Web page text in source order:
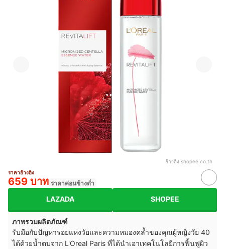
อ้างอิง:shopee.co.th
ราคาอ้างอิง
659 บาท ราคาค่อนข้างต่ำ
LAZADA SHOPEE
ภาพรวมผลิตภัณฑ์
รับมือกับปัญหารอยแห่งวัยและความหมองคล้ำของคุณผู้หญิงวัย 40
ได้ด้วยน้ำตบจาก L'Oreal Paris ที่ได้นำเอาเทคโนโลยีการฟื้นฟูผิว